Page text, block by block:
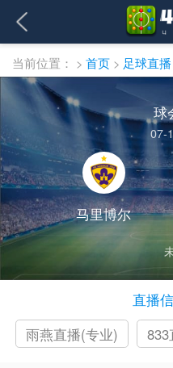
当前位置： > 首页 > 足球直播
球
07-
马里博尔
直播
雨燕直播(专业)